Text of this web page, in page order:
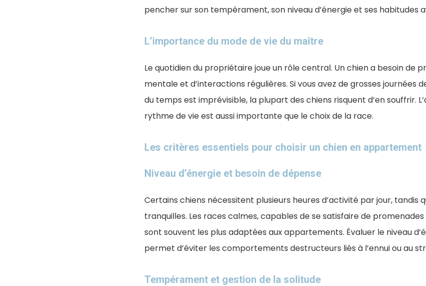
pencher sur son tempérament, son niveau d’énergie et ses habitudes
L’importance du mode de vie du maître
Le quotidien du propriétaire joue un rôle central. Un chien a besoin de
mentale et d’interactions régulières. Si vous avez de grosses journées
du temps est imprévisible, la plupart des chiens risquent d’en souffrir.
rythme de vie est aussi importante que le choix de la race.
Les critères essentiels pour choisir un chien en appartement
Niveau d’énergie et besoin de dépense
Certains chiens nécessitent plusieurs heures d’activité par jour, tandis
tranquilles. Les races calmes, capables de se satisfaire de
sont souvent les plus adaptées aux appartements. Évaluer le niveau
permet d’éviter les comportements destructeurs liés à l’ennui ou au
Tempérament et gestion de la solitude